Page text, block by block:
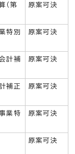
（第
原案可決
特別
原案可決
計補
原案可決
補正
原案可決
業特
原案可決
原案可決